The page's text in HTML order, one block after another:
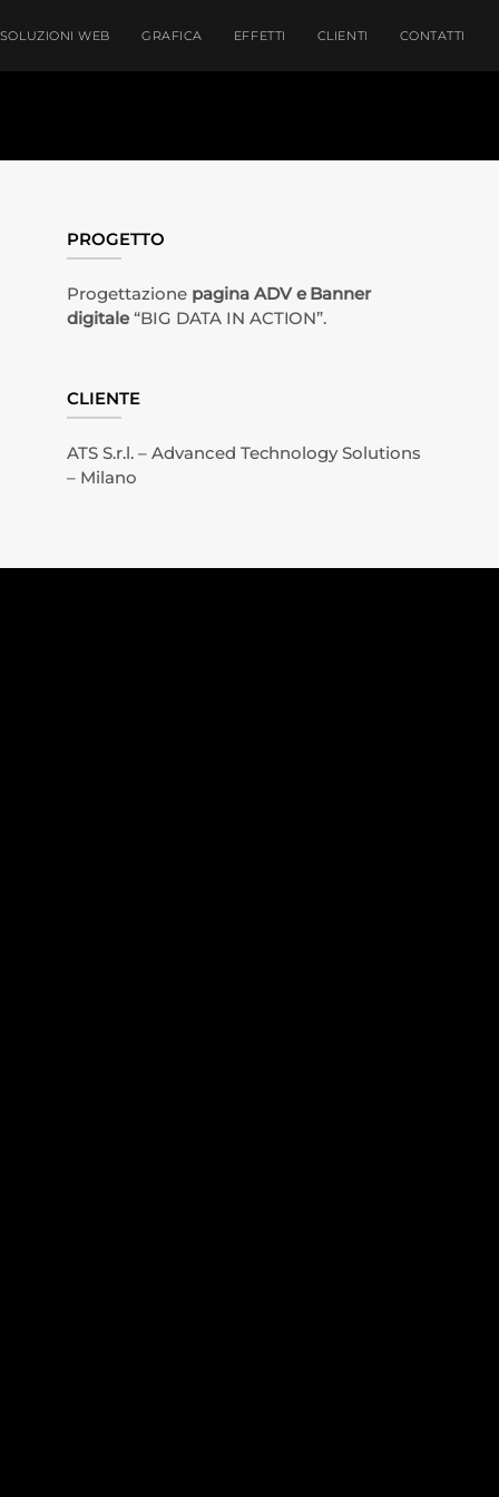
SOLUZIONI WEB GRAFICA EFFETTI CLIENTI CONTATTI
PROGETTO
Progettazione pagina ADV e Banner
digitale“BIG DATA IN ACTION”.
CLIENTE
ATS S.r.l. – Advanced Technology Solutions
– Milano